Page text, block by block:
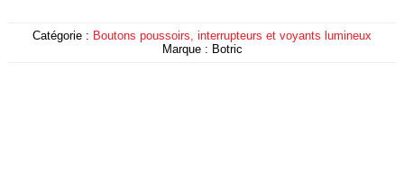
Catégorie : Boutons poussoirs, interrupteurs et voyants lumineux
Marque : Botric